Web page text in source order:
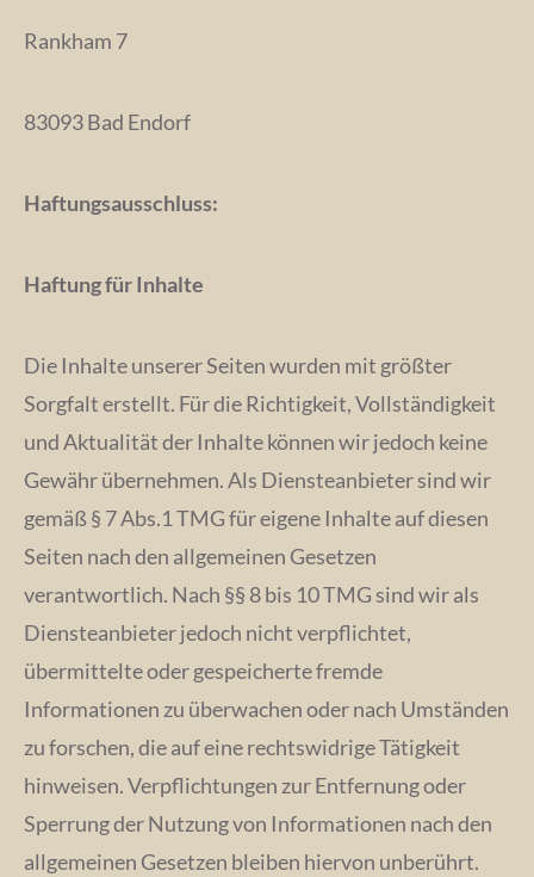
Rankham 7
83093 Bad Endorf
Haftungsausschluss:
Haftung für Inhalte
Die Inhalte unserer Seiten wurden mit größter
Sorgfalt erstellt. Für die Richtigkeit, Vollständigkeit
und Aktualität der Inhalte können wir jedoch keine
Gewähr übernehmen. Als Diensteanbieter sind wir
gemäß § 7 Abs.1 TMG für eigene Inhalte auf diesen
Seiten nach den allgemeinen Gesetzen
verantwortlich. Nach §§ 8 bis 10 TMG sind wir als
Diensteanbieter jedoch nicht verpflichtet,
übermittelte oder gespeicherte fremde
Informationen zu überwachen oder nach Umständen
zu forschen, die auf eine rechtswidrige Tätigkeit
hinweisen. Verpflichtungen zur Entfernung oder
Sperrung der Nutzung von Informationen nach den
allgemeinen Gesetzen bleiben hiervon unberührt.